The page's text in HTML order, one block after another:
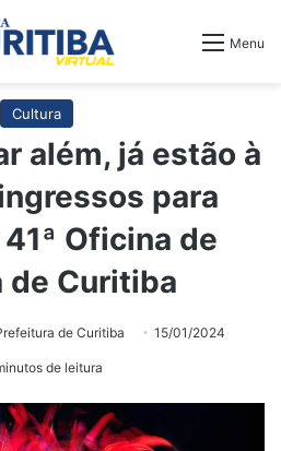
Menu
Cultura
além, já estão à
para
Oficina de
de Curitiba
de Curitiba 15/01/2024
de leitura